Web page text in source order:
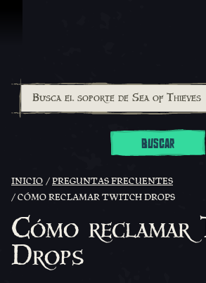
BUSCAR
INICIO
PREGUNTAS FRECUENTES
CÓMO RECLAMAR TWITCH DROPS
Cómo reclamar
Drops